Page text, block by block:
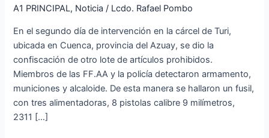
A1 PRINCIPAL, Noticia / Lcdo. Rafael Pombo
En el segundo día de intervención en la cárcel de Turi,
ubicada en Cuenca, provincia del Azuay, se dio la
confiscación de otro lote de artículos prohibidos.
Miembros de las FF.AA y la policía detectaron armamento,
municiones y alcaloide. De esta manera se hallaron un fusil,
con tres alimentadoras, 8 pistolas calibre 9 milímetros,
2311 […]
prohibidos,
la
cárcel
de
Turi
en
Cuenca